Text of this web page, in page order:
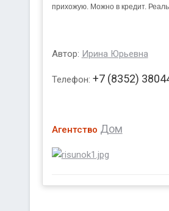
прихожую. Можно в кредит.
Автор: Ирина Юрьевна
Телефон: +7 (8352)
Агентство Дом